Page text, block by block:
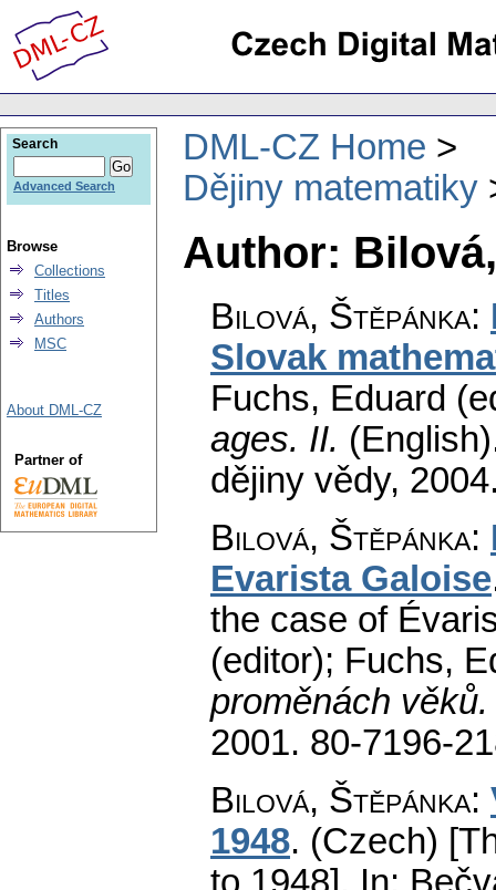
DML-CZ Home
Dějiny matematiky
Author:
Bilová, Štěpánka:
Slovak
Fuchs, Eduard
ages. II.
dějiny vědy,
Bilová, Štěpánka:
Evarista Galoise
the case of
(editor); Fuchs,
proměnách
2001. 80-7196-
Bilová, Štěpánka:
1948. (Czech)
Search
Advanced Search
Browse
Collections
Titles
Authors
MSC
About DML-CZ
Partner of